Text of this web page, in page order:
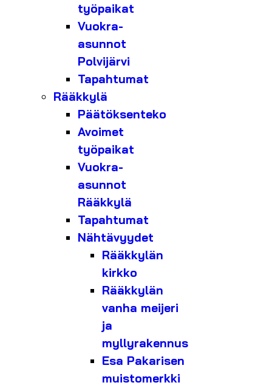
työpaikat
Vuokra-
asunnot
Polvijärvi
Tapahtumat
Rääkkylä
Päätöksenteko
Avoimet
työpaikat
Vuokra-
asunnot
Rääkkylä
Tapahtumat
Nähtävyydet
Rääkkylän
kirkko
Rääkkylän
vanha meijeri
ja
myllyrakennus
Esa Pakarisen
muistomerkki